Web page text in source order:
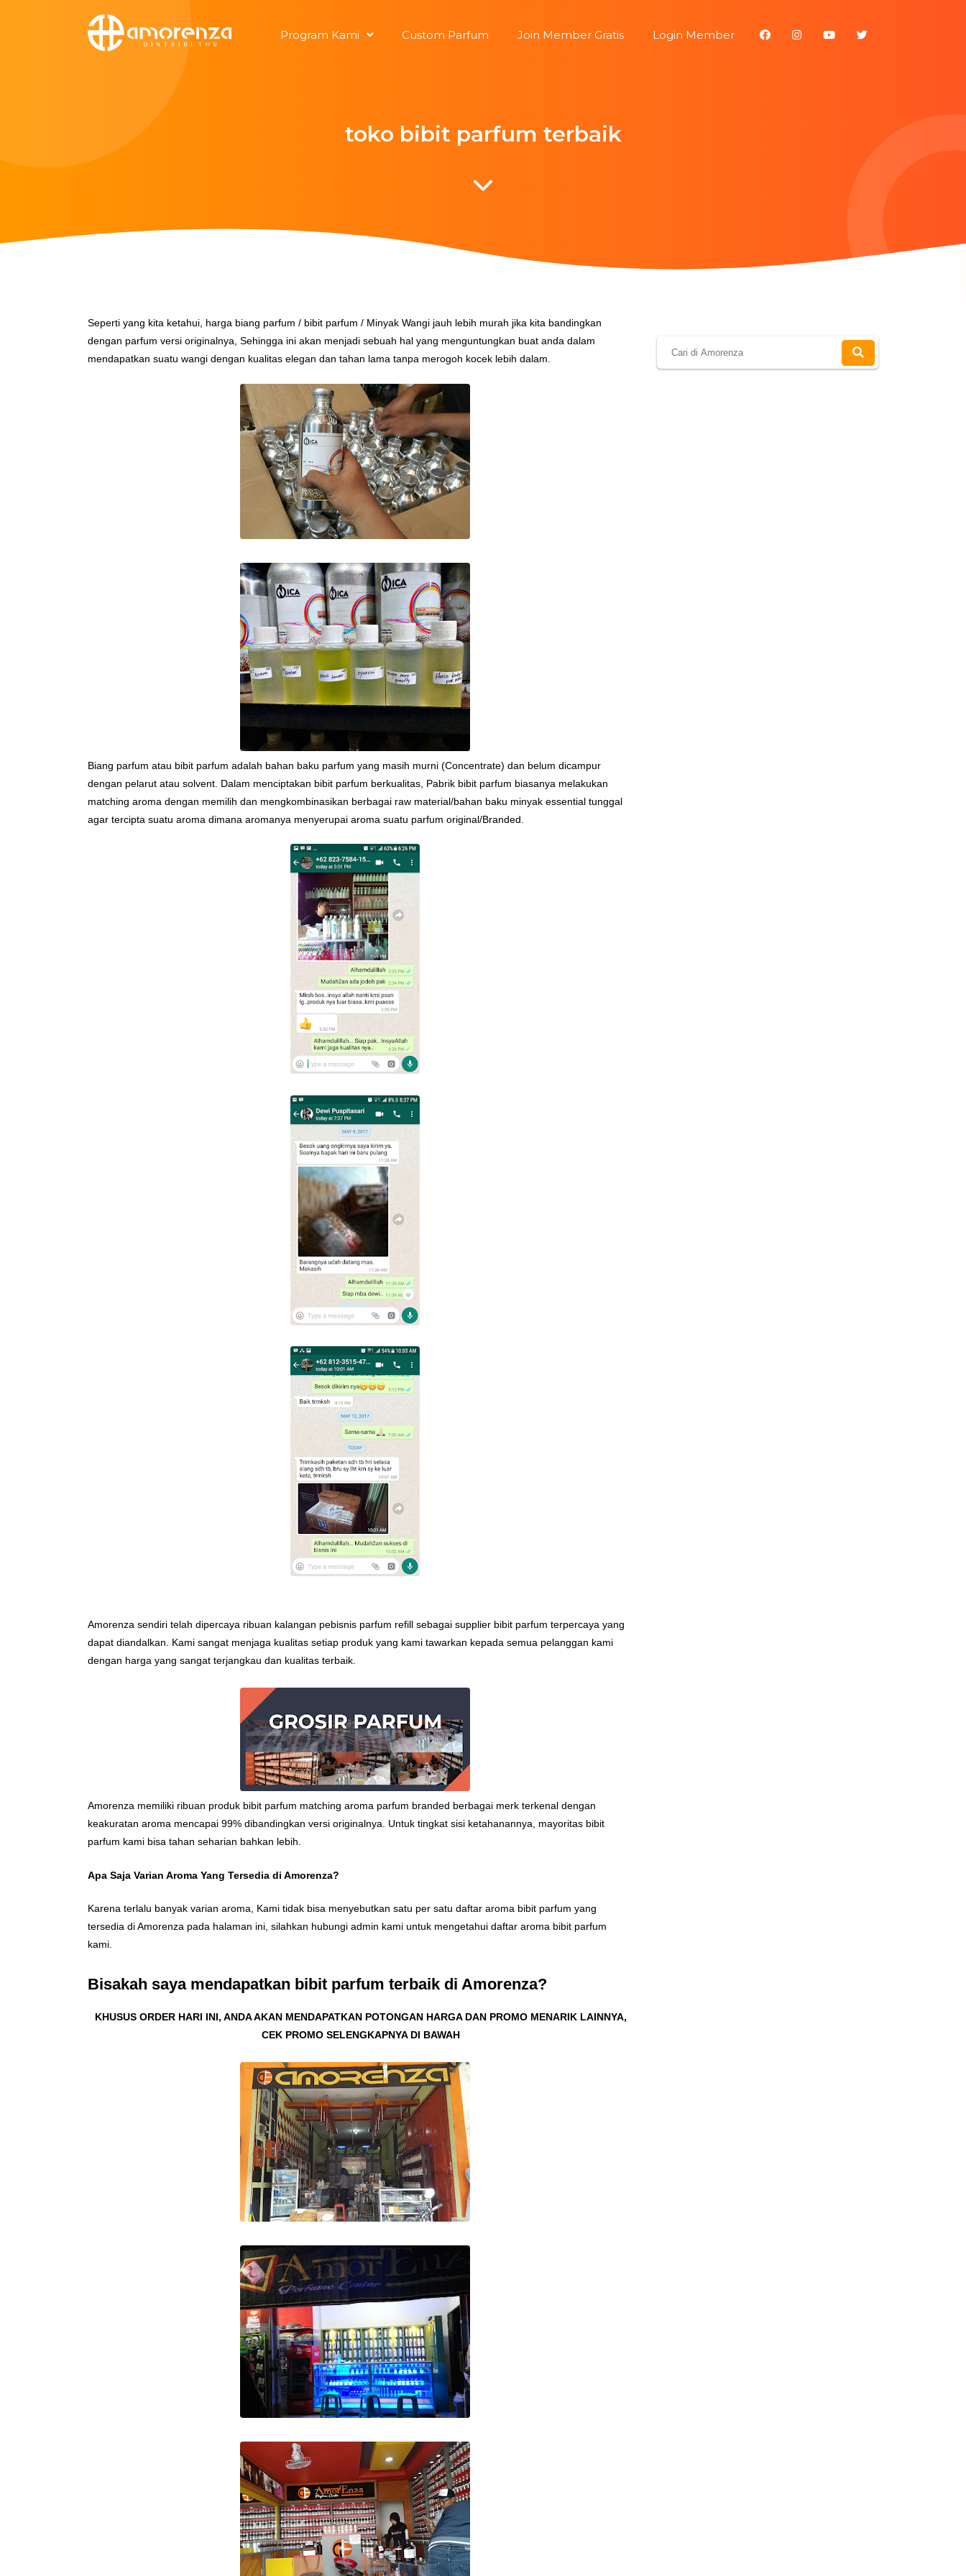
Program Kami Custom Parfum Join Member Gratis Login Member
toko bibit parfum terbaik
Seperti yang kita ketahui, harga biang parfum / bibit parfum / Minyak Wangi jauh lebih murah jika kita bandingkan
dengan parfum versi originalnya, Sehingga ini akan menjadi sebuah hal yang menguntungkan buat anda dalam
mendapatkan suatu wangi dengan kualitas elegan dan tahan lama tanpa merogoh kocek lebih dalam.
Biang parfum atau bibit parfum adalah bahan baku parfum yang masih murni (Concentrate) dan belum dicampur
dengan pelarut atau solvent. Dalam menciptakan bibit parfum berkualitas, Pabrik bibit parfum biasanya melakukan
matching aroma dengan memilih dan mengkombinasikan berbagai raw material/bahan baku minyak essential tunggal
agar tercipta suatu aroma dimana aromanya menyerupai aroma suatu parfum original/Branded.
Amorenza sendiri telah dipercaya ribuan kalangan pebisnis parfum refill sebagai supplier bibit parfum terpercaya yang
dapat diandalkan. Kami sangat menjaga kualitas setiap produk yang kami tawarkan kepada semua pelanggan kami
dengan harga yang sangat terjangkau dan kualitas terbaik.
Amorenza memiliki ribuan produk bibit parfum matching aroma parfum branded berbagai merk terkenal dengan
keakuratan aroma mencapai 99% dibandingkan versi originalnya. Untuk tingkat sisi ketahanannya, mayoritas bibit
parfum kami bisa tahan seharian bahkan lebih.
Apa Saja Varian Aroma Yang Tersedia di Amorenza?
Karena terlalu banyak varian aroma, Kami tidak bisa menyebutkan satu per satu daftar aroma bibit parfum yang
tersedia di Amorenza pada halaman ini, silahkan hubungi admin kami untuk mengetahui daftar aroma bibit parfum
kami.
Bisakah saya mendapatkan bibit parfum terbaik di Amorenza?
KHUSUS ORDER HARI INI, ANDA AKAN MENDAPATKAN POTONGAN HARGA DAN PROMO MENARIK LAINNYA,
CEK PROMO SELENGKAPNYA DI BAWAH